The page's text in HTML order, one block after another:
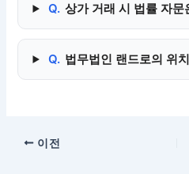
Q. 상가 거래 시 법률 자문
Q. 법무법인 랜드로의 위
이전